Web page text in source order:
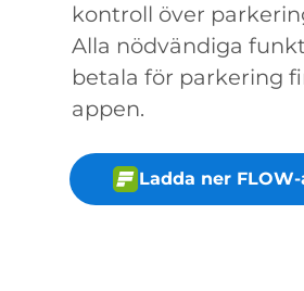
kontroll över
Alla nödvändiga
betala för parkering
appen.
Ladda ner